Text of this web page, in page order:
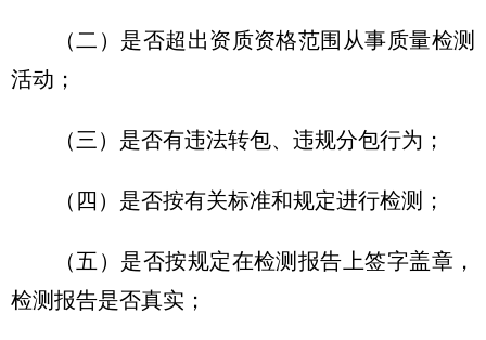
（二）是否超出资质资格范围从事质量检测
活动；
（三）是否有违法转包、违规分包行为；
（四）是否按有关标准和规定进行检测；
（五）是否按规定在检测报告上签字盖章，
检测报告是否真实；